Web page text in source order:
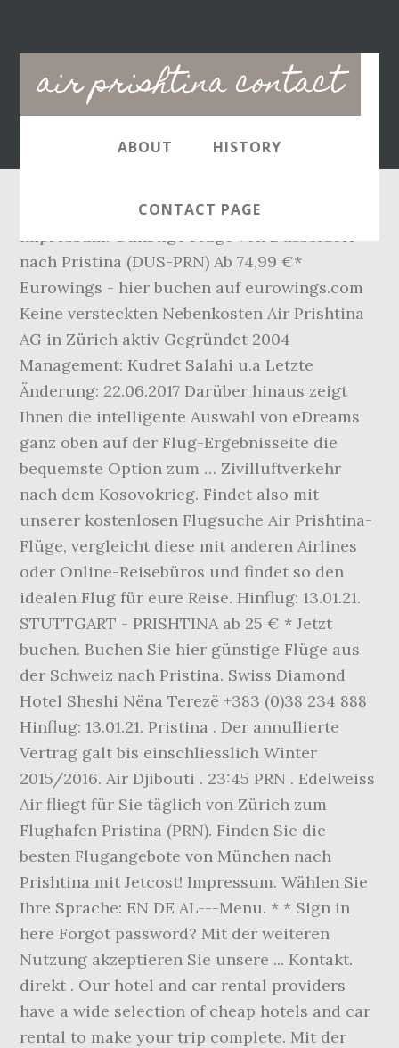
air prishtina contact
Main
navigation
ABOUT HISTORY
CONTACT PAGE
Impressum. Günstige Flüge von Düsseldorf
nach Pristina (DUS-PRN) Ab 74,99 €*
Eurowings - hier buchen auf eurowings.com
Keine versteckten Nebenkosten Air Prishtina
AG in Zürich aktiv Gegründet 2004
Management: Kudret Salahi u.a Letzte
Änderung: 22.06.2017 Darüber hinaus zeigt
Ihnen die intelligente Auswahl von eDreams
ganz oben auf der Flug-Ergebnisseite die
bequemste Option zum … Zivilluftverkehr
nach dem Kosovokrieg. Findet also mit
unserer kostenlosen Flugsuche Air Prishtina-
Flüge, vergleicht diese mit anderen Airlines
oder Online-Reisebüros und findet so den
idealen Flug für eure Reise. Hinflug: 13.01.21.
STUTTGART - PRISHTINA ab 25 € * Jetzt
buchen. Buchen Sie hier günstige Flüge aus
der Schweiz nach Pristina. Swiss Diamond
Hotel Sheshi Nëna Terezë +383 (0)38 234 888
Hinflug: 13.01.21. Pristina . Der annullierte
Vertrag galt bis einschliesslich Winter
2015/2016. Air Djibouti . 23:45 PRN . Edelweiss
Air fliegt für Sie täglich von Zürich zum
Flughafen Pristina (PRN). Finden Sie die
besten Flugangebote von München nach
Prishtina mit Jetcost! Impressum. Wählen Sie
Ihre Sprache: EN DE AL---Menu. * * Sign in
here Forgot password? Mit der weiteren
Nutzung akzeptieren Sie unsere ... Kontakt.
direkt . Our hotel and car rental providers
have a wide selection of cheap hotels and car
rental to make your trip complete. Mit der